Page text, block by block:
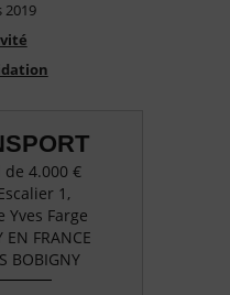
2019
de 4.000 €
1,
Farge
EN FRANCE
BOBIGNY